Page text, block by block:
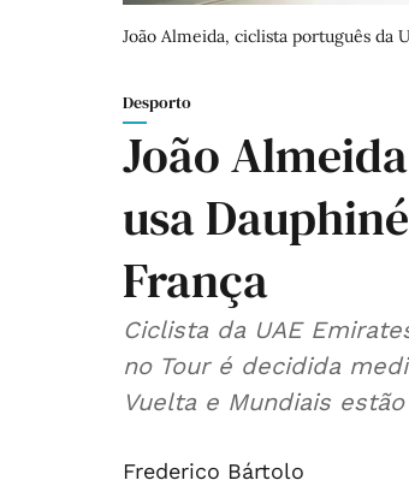
João Almeida, ciclista português da
Desporto
João
usa
França
Ciclista da UAE
no Tour é decidida
Vuelta e Mundiais
Frederico Bártolo